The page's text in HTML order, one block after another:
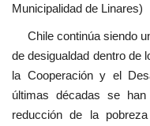
Municipalidad de Linares)
Chile continúa siendo
de desigualdad dentro de
la Cooperación y el
últimas décadas se
reducción de la